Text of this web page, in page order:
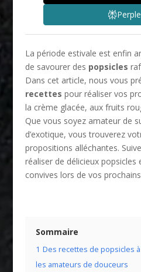
La période estivale est enfin
de savourer des popsicles
Dans cet article, nous vous
recettes pour réaliser vos
la crème glacée, aux fruits
Que vous soyez amateur de
d’exotique, vous trouverez
propositions alléchantes.
réaliser de délicieux
convives lors de vos
Sommaire
1 Des recettes de popsicles
les amateurs de douceurs